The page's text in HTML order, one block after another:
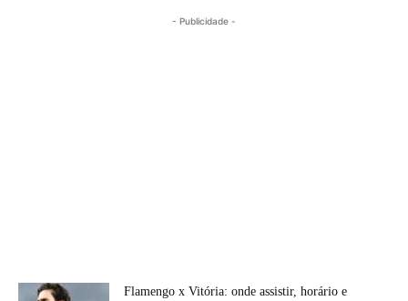
- Publicidade -
Flamengo x Vitória: onde assistir, horário e